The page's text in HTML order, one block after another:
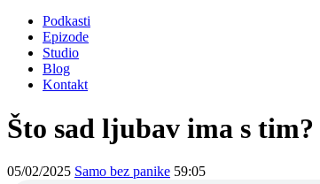
Podkasti
Epizode
Studio
Blog
Kontakt
Što sad ljubav ima s tim?
05/02/2025 Samo bez panike 59:05